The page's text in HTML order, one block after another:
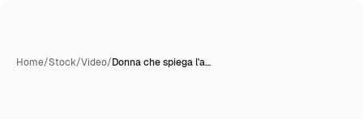
Home/Stock/Video/Donna che spiega l'a…